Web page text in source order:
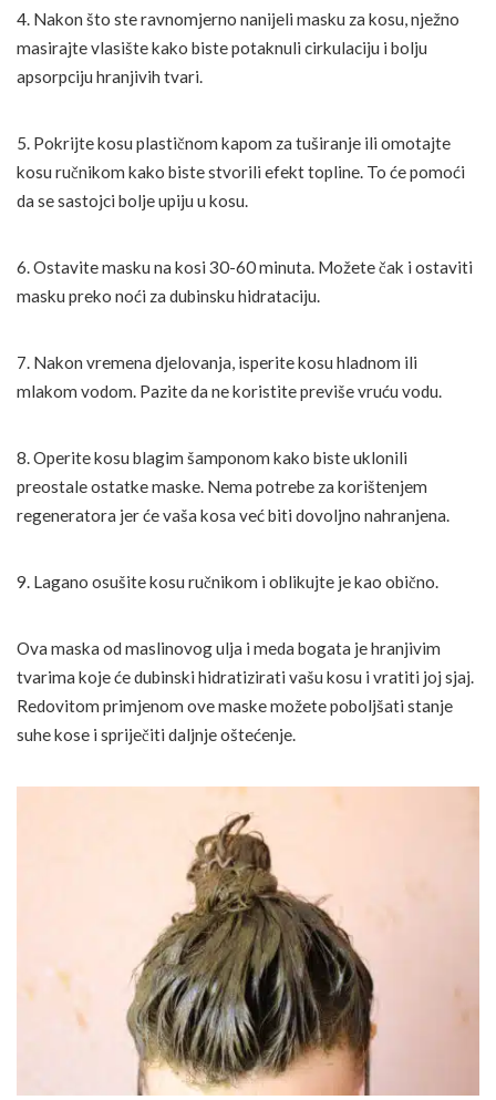
4. Nakon što ste ravnomjerno nanijeli masku za kosu, nježno
masirajte vlasište kako biste potaknuli cirkulaciju i bolju
apsorpciju hranjivih tvari.
5. Pokrijte kosu plastičnom kapom za tuširanje ili omotajte
kosu ručnikom kako biste stvorili efekt topline. To će pomoći
da se sastojci bolje upiju u kosu.
6. Ostavite masku na kosi 30-60 minuta. Možete čak i ostaviti
masku preko noći za dubinsku hidrataciju.
7. Nakon vremena djelovanja, isperite kosu hladnom ili
mlakom vodom. Pazite da ne koristite previše vruću vodu.
8. Operite kosu blagim šamponom kako biste uklonili
preostale ostatke maske. Nema potrebe za korištenjem
regeneratora jer će vaša kosa već biti dovoljno nahranjena.
9. Lagano osušite kosu ručnikom i oblikujte je kao obično.
Ova maska od maslinovog ulja i meda bogata je hranjivim
tvarima koje će dubinski hidratizirati vašu kosu i vratiti joj sjaj.
Redovitom primjenom ove maske možete poboljšati stanje
suhe kose i spriječiti daljnje oštećenje.